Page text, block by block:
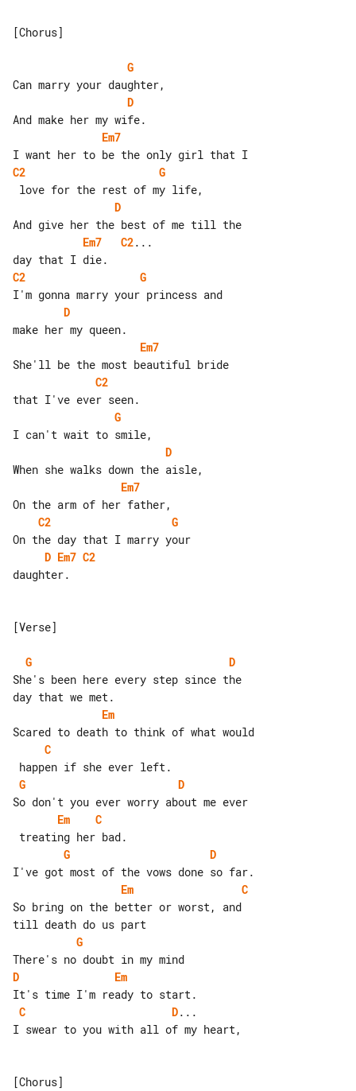
[Chorus]
G
D
Em7
C2
G
D
Em7
C2...
C2
G
D
Em7
C2
G
D
Em7
C2
G
D Em7 C2
daughter.
[Verse]
G
D
She's been here every step since the
Em
C
G
D
Em
C
G
D
Em
C
So bring on the better or worst, and
G
D
Em
C
D...
I swear to you with all of my heart,
[Chorus]